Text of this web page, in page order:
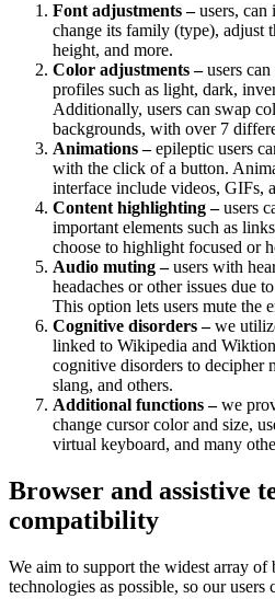
Font adjustments –users, can
change its family (type), adjust
height, and more.
Color adjustments –users can
profiles such as light, dark,
Additionally, users can swap
backgrounds, with over 7
Animations –epileptic users
with the click of a button.
interface include videos, GIFs,
Content highlighting –users
important elements such as
choose to highlight focused or
Audio muting –users with
headaches or other issues due
This option lets users mute the
Cognitive disorders –we
linked to Wikipedia and
cognitive disorders to decipher
slang, and others.
Additional functions –we
change cursor color and size,
virtual keyboard, and many
Browser and assistive
compatibility
We aim to support the widest array of
technologies as possible, so our users